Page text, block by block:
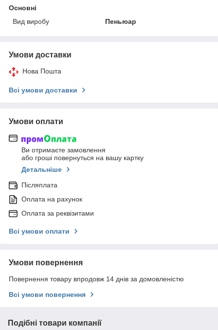
Основні
Вид виробу
Пеньюар
Умови доставки
Нова Пошта
Всі умови доставки
Умови оплати
Ви отримаєте замовлення
або гроші повернуться на вашу картку
Детальніше
Післяплата
Оплата на рахунок
Оплата за реквізитами
Всі умови оплати
Умови повернення
Повернення товару впродовж 14 днів за домовленістю
Всі умови повернення
Подібні товари компанії